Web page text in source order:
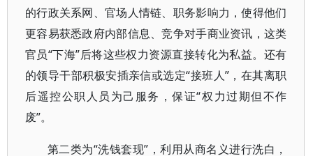
的行政关系网、官场人情链、职务影响力，使得他们
更容易获悉政府内部信息、竞争对手商业资讯，这类
官员“下海”后将这些权力资源直接转化为私益。还有
的领导干部积极安插亲信或选定“接班人”，在其离职
后遥控公职人员为己服务，保证“权力过期但不作
废”。
第二类为“洗钱套现”，利用从商名义进行洗白，